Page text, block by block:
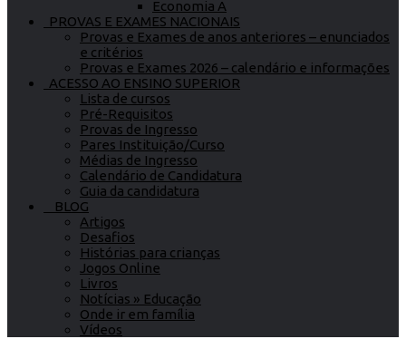
Economia A
PROVAS E EXAMES NACIONAIS
Provas e Exames de anos anteriores – enunciados
e critérios
Provas e Exames 2026 – calendário e informações
ACESSO AO ENSINO SUPERIOR
Lista de cursos
Pré-Requisitos
Provas de Ingresso
Pares Instituição/Curso
Médias de Ingresso
Calendário de Candidatura
Guia da candidatura
BLOG
Artigos
Desafios
Histórias para crianças
Jogos Online
Livros
Notícias » Educação
Onde ir em família
Vídeos